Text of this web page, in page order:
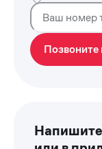
Позвоните
Напишите